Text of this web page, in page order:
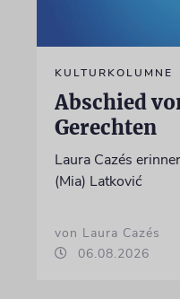
KULTURKOLUMNE
Abschied
Gerechten
Laura Cazés
(Mia) Latković
von Laura Cazés
06.08.2026